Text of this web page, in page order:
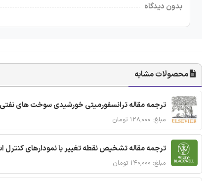
بدون دیدگاه
محصولات مشابه
ترجمه مقاله ترانسفورمیتی خورشیدی سوخت های نفتی
مبلغ: ۱۲۸,۰۰۰ تومان
ترجمه مقاله تشخیص نقطه تغییر با نمودارهای کنترل
مبلغ: ۱۴۰,۰۰۰ تومان